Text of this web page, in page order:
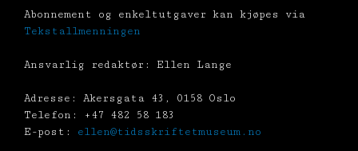
Abonnement og enkeltutgaver kan kjøpes via
Tekstallmenningen
Ansvarlig redaktør: Ellen Lange
Adresse: Akersgata 43, 0158 Oslo
Telefon: +47 482 58 183
E-post: ellen@tidsskriftetmuseum.no